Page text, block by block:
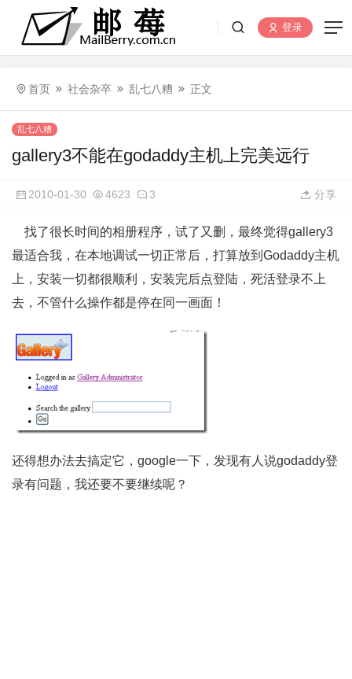
登录
首页 社会杂卒 乱七八糟 正文
乱七八糟
gallery3不能在godaddy主机上完美远行
2010-01-30 4623 3 分享
找了很长时间的相册程序，试了又删，最终觉得gallery3
最适合我，在本地调试一切正常后，打算放到Godaddy主机
上，安装一切都很顺利，安装完后点登陆，死活登录不上
去，不管什么操作都是停在同一画面！
还得想办法去搞定它，google一下，发现有人说godaddy登
录有问题，我还要不要继续呢？